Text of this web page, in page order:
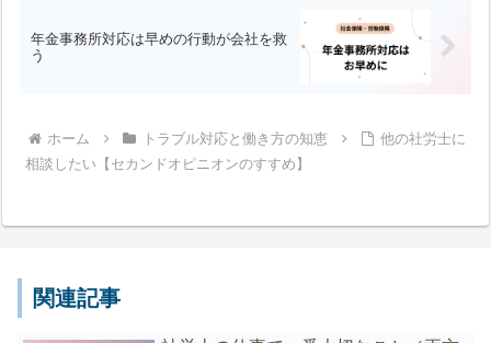
年金事務所対応は早めの行動が会社を救
う
ホーム トラブル対応と働き方の知恵
他の社労士に
相談したい【セカンドオピニオンのすすめ】
関連記事